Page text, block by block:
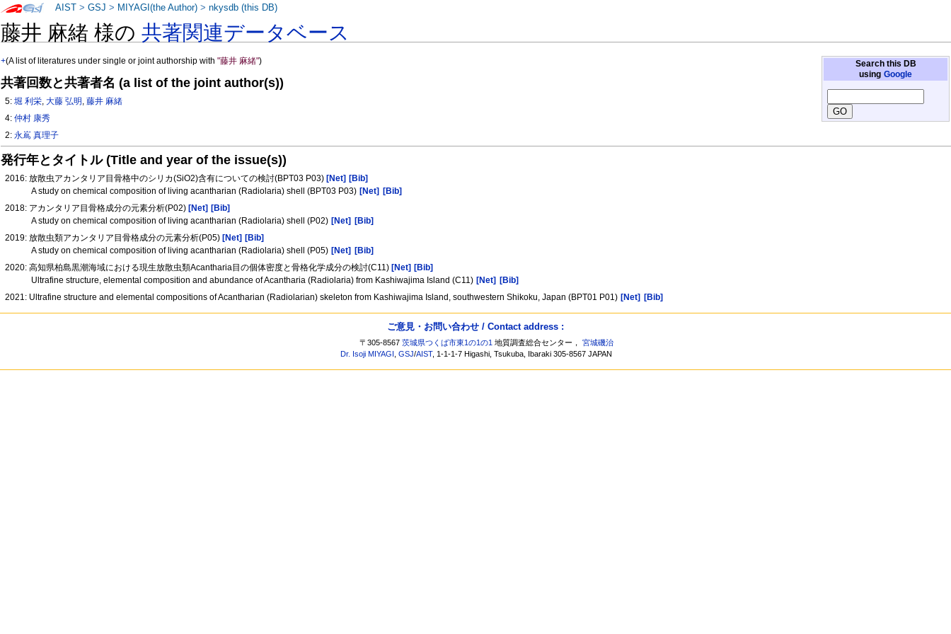
藤井 麻緒 様の共著関連データベース
Search this DB
using Google
+(A list of literatures under single or joint authorship with"藤井 麻緒")
共著回数と共著者名 (a list of the joint author(s))
5:堀 利栄,大藤 弘明 ,藤井 麻緒
4:仲村 康秀
2:永嶌 真理子
発行年とタイトル (Title and year of the issue(s))
2016: 放散虫アカンタリア目骨格中のシリカ(SiO2)含有についての検討(BPT03 P03) [Net] [Bib]
A study on chemical composition of living acantharian (Radiolaria) shell (BPT03 P03) [Net]
[Bib]
2018: アカンタリア目骨格成分の元素分析(P02) [Net] [Bib]
A study on chemical composition of living acantharian (Radiolaria) shell (P02) [Net]
[Bib]
2019: 放散虫類アカンタリア目骨格成分の元素分析(P05) [Net] [Bib]
A study on chemical composition of living acantharian (Radiolaria) shell (P05) [Net]
[Bib]
2020: 高知県柏島黒潮海域における現生放散虫類Acantharia目の個体密度と骨格化学成分の検討(C11) [Net] [Bib]
Ultrafine structure, elemental composition and abundance of Acantharia (Radiolaria) from Kashiwajima Island (C11) [Net]
[Bib]
2021: Ultrafine structure and elemental compositions of Acantharian (Radiolarian) skeleton from Kashiwajima Island, southwestern Shikoku, Japan (BPT01 P01) [Net] [Bib]
AIST >GSJ > MIYAGI(the Author) >nkysdb (this DB)
ご意見・お問い合わせ / Contact address :
〒305-8567茨城県つくば市東1の1の1 地質調査総合センター，宮城磯治
Dr. Isoji MIYAGI
,GSJ/AIST, 1-1-1-7 Higashi, Tsukuba, Ibaraki 305-8567 JAPAN